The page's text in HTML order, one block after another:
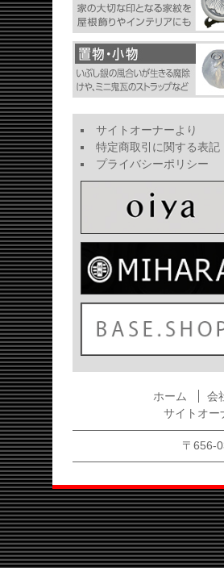
サイトオーナーより
特定商取引に関する表記
プライバシーポリシー
ホーム 会
サイトオー
〒656-